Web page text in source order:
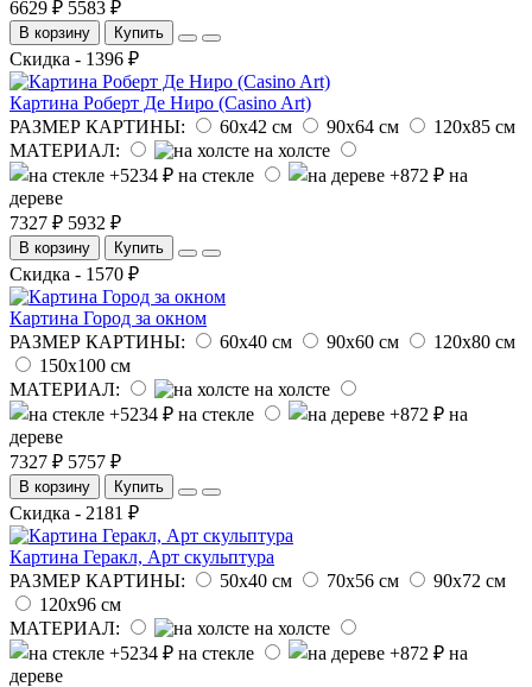
6629 ₽ 5583 ₽
В корзину Купить
Скидка - 1396 ₽
Картина Роберт Де Ниро (Casino Art)
РАЗМЕР КАРТИНЫ:
60х42 см 90х64 см
120х85 см
МАТЕРИАЛ:
на холсте
на стекле
на
дереве
7327 ₽ 5932 ₽
В корзину Купить
Скидка - 1570 ₽
Картина Город за окном
РАЗМЕР КАРТИНЫ:
60х40 см 90х60 см
120х80 см
150х100 см
МАТЕРИАЛ:
на холсте
на стекле
на
дереве
7327 ₽ 5757 ₽
В корзину Купить
Скидка - 2181 ₽
Картина Геракл, Арт скульптура
РАЗМЕР КАРТИНЫ:
50х40 см 70х56 см
90х72 см
120х96 см
МАТЕРИАЛ:
на холсте
на стекле
на
дереве